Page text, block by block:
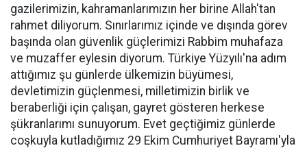
gazilerimizin, kahramanlarımızın her birine Allah'tan
rahmet diliyorum. Sınırlarımız içinde ve dışında görev
başında olan güvenlik güçlerimizi Rabbim muhafaza
ve muzaffer eylesin diyorum. Türkiye Yüzyılı'na adım
attığımız şu günlerde ülkemizin büyümesi,
devletimizin güçlenmesi, milletimizin birlik ve
beraberliği için çalışan, gayret gösteren herkese
şükranlarımı sunuyorum. Evet geçtiğimiz günlerde
coşkuyla kutladığımız 29 Ekim Cumhuriyet Bayramı'yla